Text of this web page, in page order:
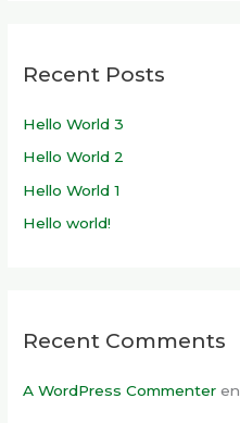
Recent Posts
Hello World 3
Hello World 2
Hello World 1
Hello world!
Recent Comments
A WordPress Commenter en